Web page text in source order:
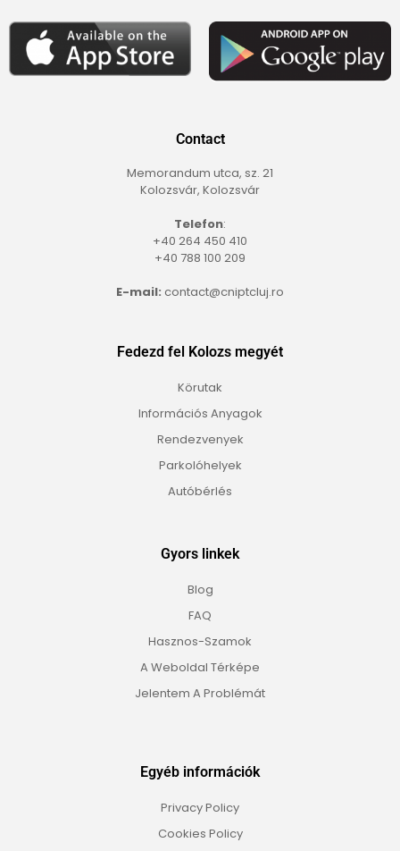
Contact
Memorandum utca, sz. 21
Kolozsvár, Kolozsvár
Telefon:
+40 264 450 410
+40 788 100 209
E-mail: contact@cniptcluj.ro
Fedezd fel Kolozs megyét
Körutak
Információs Anyagok
Rendezvenyek
Parkolóhelyek
Autóbérlés
Gyors linkek
Blog
FAQ
Hasznos-Szamok
A Weboldal Térképe
Jelentem A Problémát
Egyéb információk
Privacy Policy
Cookies Policy